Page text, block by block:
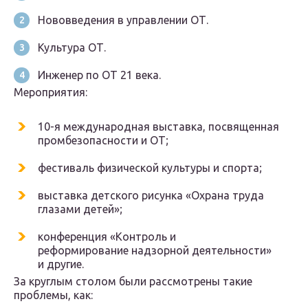
Нововведения в управлении ОТ.
Культура ОТ.
Инженер по ОТ 21 века.
Мероприятия:
10-я международная выставка, посвященная
промбезопасности и ОТ;
фестиваль физической культуры и спорта;
выставка детского рисунка «Охрана труда
глазами детей»;
конференция «Контроль и
реформирование надзорной деятельности»
и другие.
За круглым столом были рассмотрены такие
проблемы, как: